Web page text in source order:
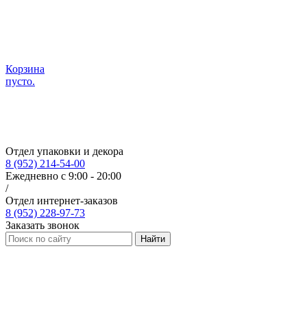
Корзина
пусто.
Отдел упаковки и декора
8 (952) 214-54-00
Ежедневно с 9:00 - 20:00
/
Отдел интернет-заказов
8 (952) 228-97-73
Заказать звонок
Найти